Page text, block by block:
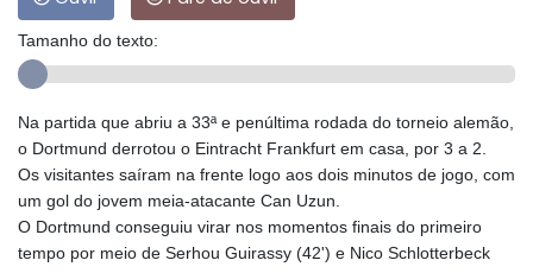
Tamanho do texto:
Na partida que abriu a 33ª e penúltima rodada do torneio alemão,
o Dortmund derrotou o Eintracht Frankfurt em casa, por 3 a 2.
Os visitantes saíram na frente logo aos dois minutos de jogo, com
um gol do jovem meia-atacante Can Uzun.
O Dortmund conseguiu virar nos momentos finais do primeiro
tempo por meio de Serhou Guirassy (42') e Nico Schlotterbeck